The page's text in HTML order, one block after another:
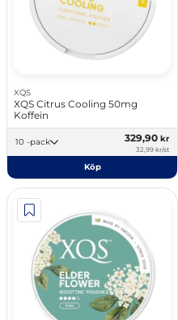
XQS
XQS Citrus Cooling 50mg
Koffein
10 -pack 329,90 kr
32,99 kr/st
Köp